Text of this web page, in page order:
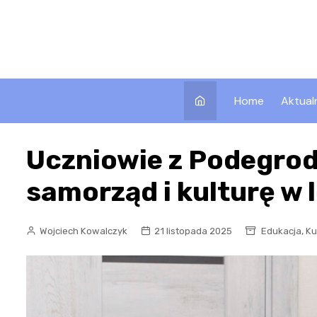
Home
Uczniowie z
samorząd i kulturę
Wojciech Kowalczyk 21 listopada 2025 Edukacja,